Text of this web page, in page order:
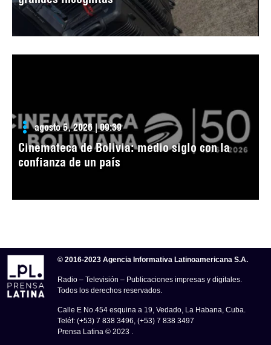
agosto 5, 2026 | 09:39
Cinemateca de Bolivia: medio siglo con la
confianza de un país
© 2016-2023 Agencia Informativa Latinoamericana S.A.
Radio – Televisión – Publicaciones impresas y digitales.
Todos los derechos reservados.
Calle E No.454 esquina a 19, Vedado, La Habana, Cuba.
Teléf: (+53) 7 838 3496, (+53) 7 838 3497
Prensa Latina © 2023 .